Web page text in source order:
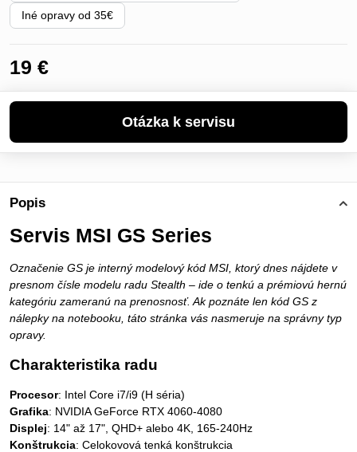
Iné opravy od 35€
19 €
Popis
Servis MSI GS Series
Označenie GS je interný modelový kód MSI, ktorý dnes nájdete v
presnom čísle modelu radu Stealth – ide o tenkú a prémiovú hernú
kategóriu zameranú na prenosnosť. Ak poznáte len kód GS z
nálepky na notebooku, táto stránka vás nasmeruje na správny typ
opravy.
Charakteristika radu
Procesor: Intel Core i7/i9 (H séria)
Grafika: NVIDIA GeForce RTX 4060-4080
Displej: 14" až 17", QHD+ alebo 4K, 165-240Hz
Konštrukcia: Celokovová tenká konštrukcia